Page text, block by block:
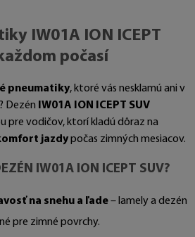
IW01A ION ICEPT
počasí
pneumatiky, ktoré vás nesklamú ani v
Dezén IW01A ION ICEPT SUV
pre vodičov, ktorí kladú dôraz na
jazdypočas zimných mesiacov.
IW01A ION ICEPT SUV?
na snehu a ľade– lamely a dezén
pre zimné povrchy.